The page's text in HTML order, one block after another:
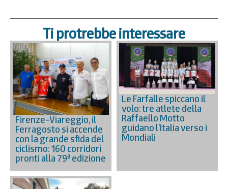
Ti protrebbe interessare
Firenze–Viareggio, il
Ferragosto si accende
con la grande sfida del
ciclismo: 160 corridori
pronti alla 79ª edizione
Le Farfalle spiccano il
volo: tre atlete della
Raffaello Motto
guidano l’Italia verso i
Mondiali